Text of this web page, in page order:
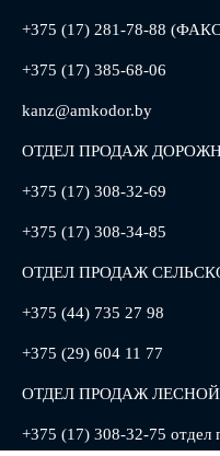
+375 (17) 281-78-88
+375 (17) 385-68-06
kanz@amkodor.by
ОТДЕЛ ПРОДАЖ
+375 (17) 308-32-69
+375 (17) 308-34-85
ОТДЕЛ ПРОДАЖ
+375 (44) 735 27 98
+375 (29) 604 11 77
ОТДЕЛ ПРОДАЖ
+375 (17) 308-32-75 отдел